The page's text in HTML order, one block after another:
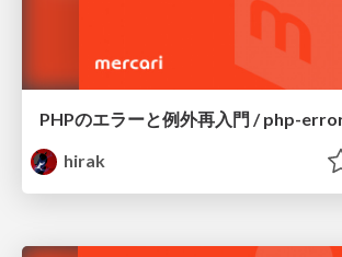
hirak